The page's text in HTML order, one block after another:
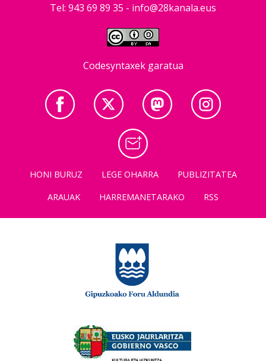
Tel: 943 69 89 35 - info@28kanala.eus
Codesyntaxek garatua
HONI BURUZ LEGE OHARRA
PUBLIZITATEA
ARAUAK
HARREMANETARAKO RSS